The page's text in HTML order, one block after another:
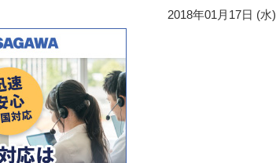
2018年01月17日 (水)